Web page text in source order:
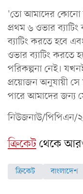
'তো আমাদের কোনো
প্রথম ৬ ওভার
ব্যাটিং করতে হবে
ওভার ব্যাটিং করতে
পরিকল্পনা নেই।
প্রয়োজন অনুযায়ী সে
পারে আমাদের জন্য
নিউজনাউ/পিপিএন/
ক্রিকেটথেকে
ক্রিকেট বাংলাদেশ